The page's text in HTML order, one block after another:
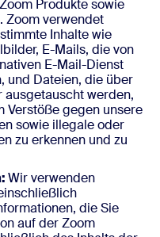
Produkte sowie
Zoom verwendet
Inhalte wie
E-Mails, die von
E-Mail-Dienst
und Dateien, die über
werden,
Verstöße gegen unsere
sowie illegale oder
zu erkennen und zu
Wir verwenden
die Sie
auf der Zoom